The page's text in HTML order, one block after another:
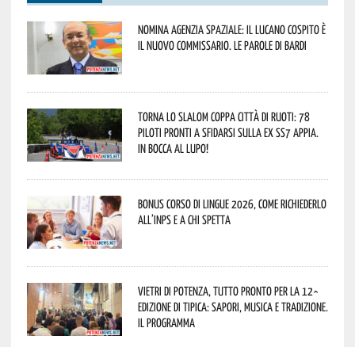
Nomina Agenzia Spaziale: il lucano Cospito è
il nuovo commissario. Le parole di Bardi
Torna lo Slalom Coppa Città di Ruoti: 78
piloti pronti a sfidarsi sulla ex SS7 Appia.
In bocca al lupo!
Bonus corso di lingue 2026, come richiederlo
all’INPS e a chi spetta
Vietri di Potenza, tutto pronto per la 12^
Edizione di Tipica: sapori, musica e tradizione.
Il programma